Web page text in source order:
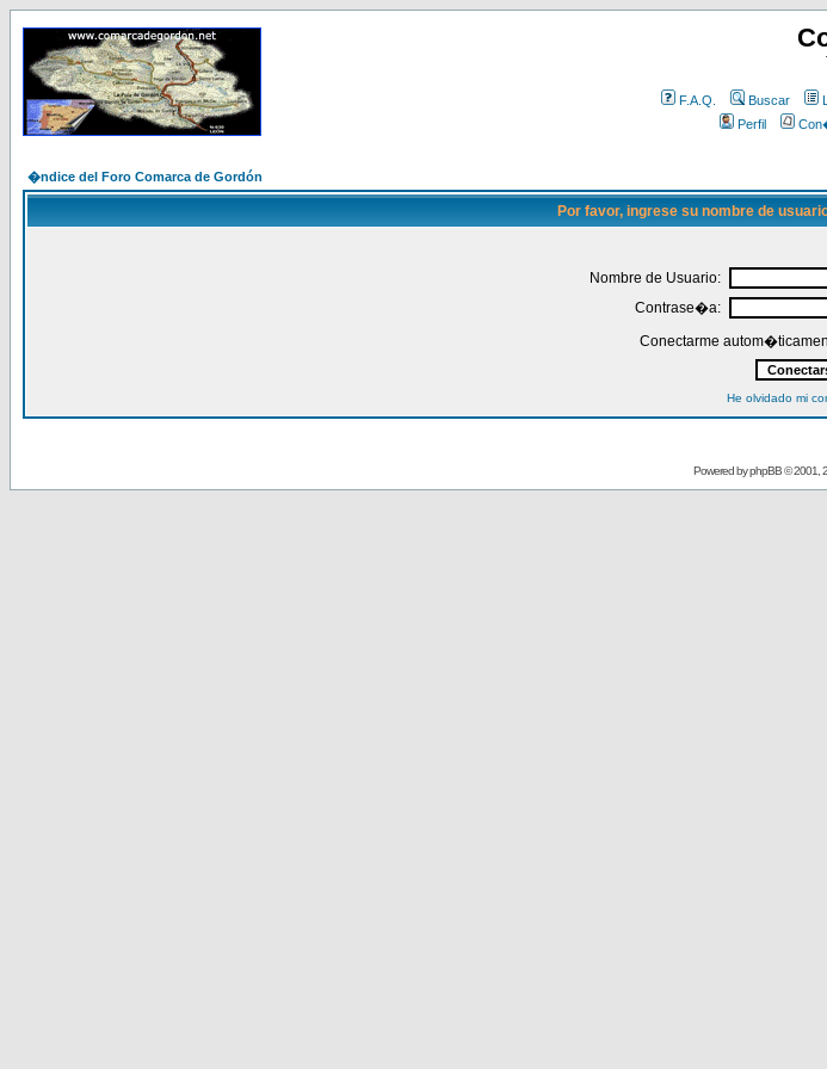
F.A.Q. Buscar
Perfil
�ndice del Foro Comarca de Gordón
Por favor, ingrese su nombre de
Nombre de Usuario:
Contrase�a:
Conectarme
He olvidado mi
Powered byphpBB© 2001,